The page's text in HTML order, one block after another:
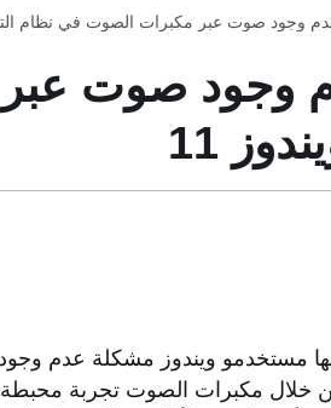
وجود صوت عبر مكبرات الصوت في نظام
وجود صوت
11
مستخدمو ويندوز مشكلة عدم
خلال مكبرات الصوت تجربة